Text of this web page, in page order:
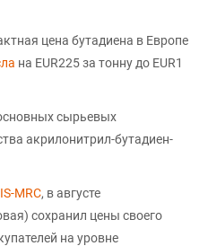
цена бутадиена в Европе
на EUR225 за тонну до EUR1
сырьевых
акрилонитрил-бутадиен-
MRC, в августе
сохранил цены своего
на уровне